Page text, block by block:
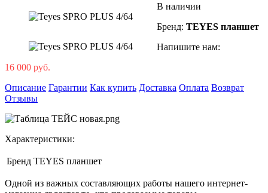
В наличии
Бренд: TEYES планшет
Напишите нам:
16 000 руб.
Описание Гарантии Как купить Доставка Оплата Возврат
Отзывы
Характеристики:
Бренд TEYES планшет
Одной из важных составляющих работы нашего интернет-